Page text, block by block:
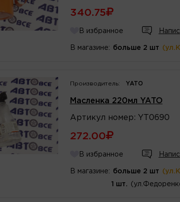
340.75
В избранное
В магазине: больше 2 шт
Производитель: YATO
Масленка 220мл YATO
Артикул номер : YT0690
272.00
В избранное
В магазине: больше 2 шт
1 шт.